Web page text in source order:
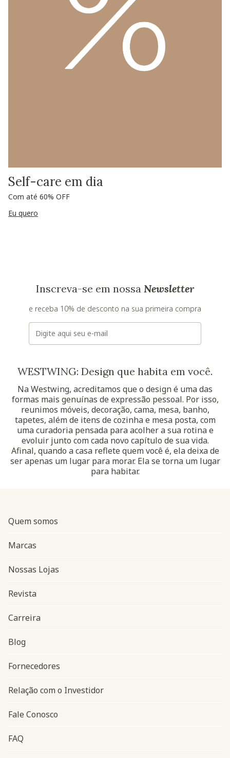
Self-care em dia
Com até 60% OFF
Eu quero
Inscreva-se em nossa Newsletter
e receba 10% de desconto na sua primeira compra
E-mail
WESTWING: Design que habita em você.
Na Westwing, acreditamos que o design é uma das
formas mais genuínas de expressão pessoal. Por isso,
reunimos móveis, decoração, cama, mesa, banho,
tapetes, além de itens de cozinha e mesa posta, com
uma curadoria pensada para acolher a sua rotina e
evoluir junto com cada novo capítulo de sua vida.
Afinal, quando a casa reflete quem você é, ela deixa de
ser apenas um lugar para morar. Ela se torna um lugar
para habitar.
Navegação do rodapé
Quem somos
Marcas
Nossas Lojas
Revista
Carreira
Blog
Fornecedores
Relação com o Investidor
Fale Conosco
FAQ